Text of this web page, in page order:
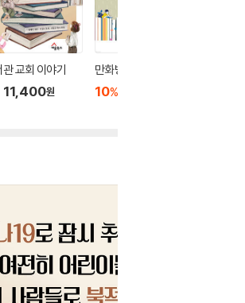
관 교회 이야기
11,400원
만화방 교회 이야기
10%